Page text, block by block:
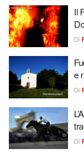
Il
DI
e
DI
DI